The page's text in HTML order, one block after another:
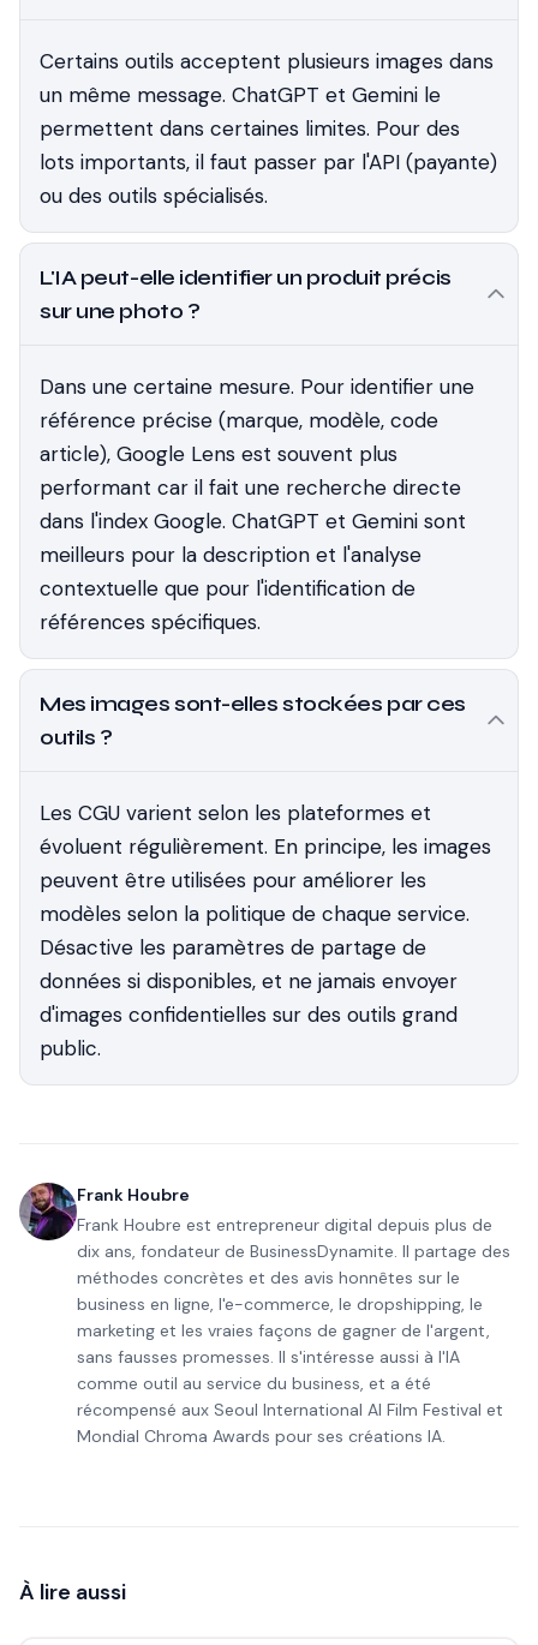
Certains outils acceptent plusieurs images dans
un même message. ChatGPT et Gemini le
permettent dans certaines limites. Pour des
lots importants, il faut passer par l'API (payante)
ou des outils spécialisés.
L'IA peut-elle identifier un produit précis
sur une photo ?
Dans une certaine mesure. Pour identifier une
référence précise (marque, modèle, code
article), Google Lens est souvent plus
performant car il fait une recherche directe
dans l'index Google. ChatGPT et Gemini sont
meilleurs pour la description et l'analyse
contextuelle que pour l'identification de
références spécifiques.
Mes images sont-elles stockées par ces
outils ?
Les CGU varient selon les plateformes et
évoluent régulièrement. En principe, les images
peuvent être utilisées pour améliorer les
modèles selon la politique de chaque service.
Désactive les paramètres de partage de
données si disponibles, et ne jamais envoyer
d'images confidentielles sur des outils grand
public.
Frank Houbre
Frank Houbre est entrepreneur digital depuis plus de
dix ans, fondateur de BusinessDynamite. Il partage des
méthodes concrètes et des avis honnêtes sur le
business en ligne, l'e-commerce, le dropshipping, le
marketing et les vraies façons de gagner de l'argent,
sans fausses promesses. Il s'intéresse aussi à l'IA
comme outil au service du business, et a été
récompensé aux Seoul International AI Film Festival et
Mondial Chroma Awards pour ses créations IA.
À lire aussi